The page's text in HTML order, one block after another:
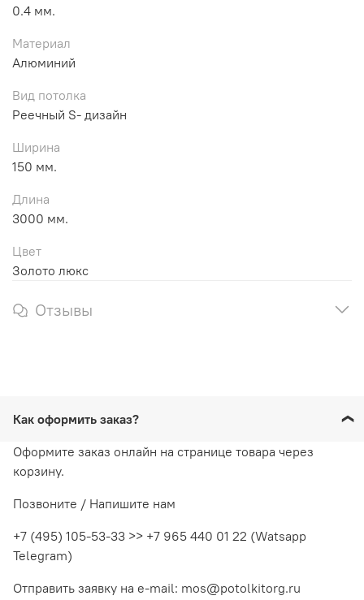
0.4 мм.
Материал
Алюминий
Вид потолка
Реечный S- дизайн
Ширина
150 мм.
Длина
3000 мм.
Цвет
Золото люкс
Отзывы
Как оформить заказ?
Оформите заказ онлайн на странице товара через
корзину.
Позвоните / Напишите нам
+7 (495) 105-53-33 >> +7 965 440 01 22 (Watsapp
Telegram)
Отправить заявку на e-mail: mos@potolkitorg.ru